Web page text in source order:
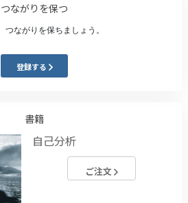
つながりを保つ
つながりを保ちましょう。
登録する
書籍
自己分析
ご注文